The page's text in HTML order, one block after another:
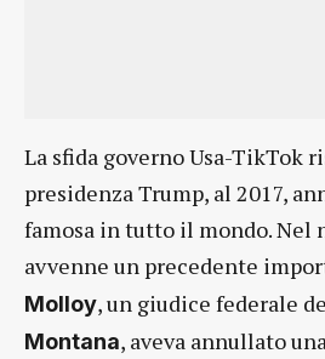
La sfida governo Usa-TikTok
presidenza Trump, al 2017,
famosa in tutto il mondo. Nel
avvenne un precedente
Molloy, un giudice federale
Montana, aveva annullato